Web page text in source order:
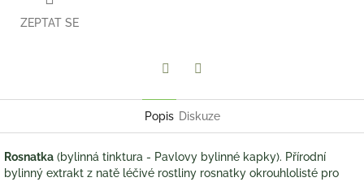
ZEPTAT SE
Popis Diskuze
Rosnatka (bylinná tinktura - Pavlovy bylinné kapky). Přírodní
bylinný extrakt z natě léčivé rostliny rosnatky okrouhlolisté pro